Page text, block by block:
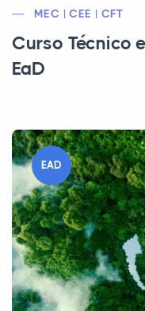
MEC | CEE | CFT
Curso Técnico
EaD
EAD